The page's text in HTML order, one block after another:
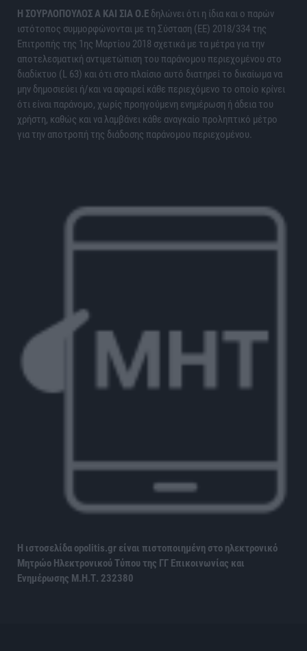
H ΣΟΥΡΛΟΠΟΥΛΟΣ Α ΚΑΙ ΣΙΑ Ο.Ε δηλώνει ότι η ίδια και ο παρών
ιστότοπος συμμορφώνονται με τη Σύσταση (ΕΕ) 2018/334 της
Επιτροπής της 1ης Μαρτίου 2018 σχετικά με τα μέτρα για την
αποτελεσματική αντιμετώπιση του παράνομου περιεχομένου στο
διαδίκτυο (L 63) και ότι στο πλαίσιο αυτό διατηρεί το δικαίωμα να
μην δημοσιεύει ή/και να αφαιρεί κάθε περιεχόμενο το οποίο κρίνει
ότι είναι παράνομο, χωρίς προηγούμενη ενημέρωση ή άδεια του
χρήστη, καθώς και να λαμβάνει κάθε αναγκαίο προληπτικό μέτρο
για την αποτροπή της διάδοσης παράνομου περιεχομένου.
Η ιστοσελίδα opolitis.gr είναι πιστοποιημένη στο ηλεκτρονικό
Μητρώο Ηλεκτρονικού Τύπου της ΓΓ Επικοινωνίας και
Ενημέρωσης Μ.Η.Τ. 232380